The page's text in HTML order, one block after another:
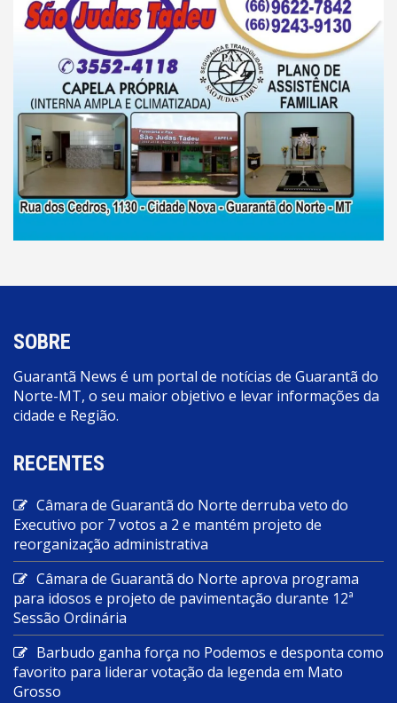
SOBRE
Guarantã News é um portal de notícias de Guarantã do
Norte-MT, o seu maior objetivo e levar informações da
cidade e Região.
RECENTES
Câmara de Guarantã do Norte derruba veto do
Executivo por 7 votos a 2 e mantém projeto de
reorganização administrativa
Câmara de Guarantã do Norte aprova programa
para idosos e projeto de pavimentação durante 12ª
Sessão Ordinária
Barbudo ganha força no Podemos e desponta como
favorito para liderar votação da legenda em Mato
Grosso